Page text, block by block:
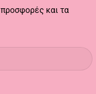
και τα